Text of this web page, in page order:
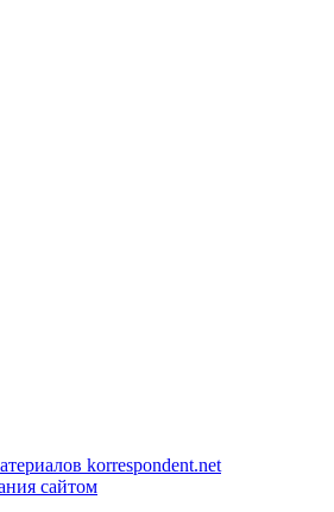
korrespondent.net
сайтом